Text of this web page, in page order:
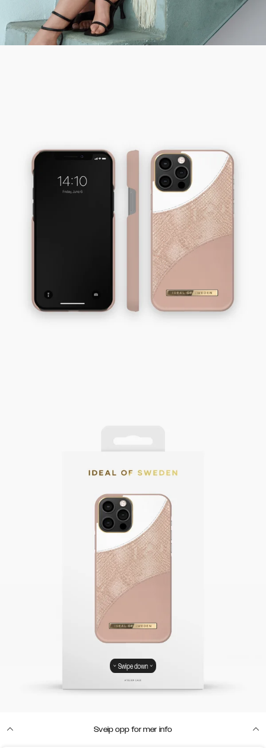
Sveip opp for mer info
Swipe down